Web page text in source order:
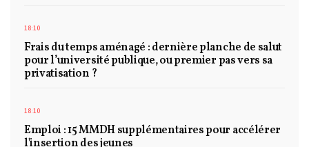
18:10
Frais du temps aménagé : dernière planche de salut
pour l’université publique, ou premier pas vers sa
privatisation ?
18:10
Emploi : 15 MMDH supplémentaires pour accélérer
l'insertion des jeunes